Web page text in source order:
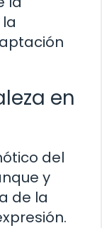
en
del
y
de la